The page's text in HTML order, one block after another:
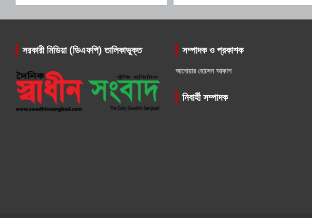
সরকারী মিডিয়া (ডিএফপি) তালিকাভুক্ত সম্পাদক ও প্রকাশক
আনোয়ার হোসেন আকাশ
নিবার্হী সম্পাদক